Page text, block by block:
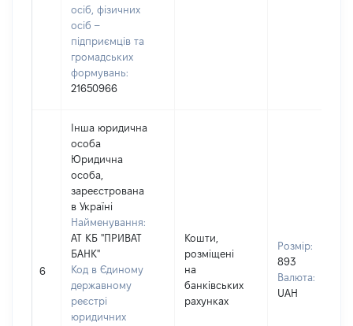
осіб, фізичних
осіб –
підприємців та
громадських
формувань:
21650966
6
Інша юридична
особа
Юридична
особа,
зареєстрована
в Україні
Найменування:
АТ КБ "ПРИВАТ
БАНК"
Код в Єдиному
державному
реєстрі
юридичних
Кошти,
розміщені
на
банківських
рахунках
Розмір:
893
Валюта:
UAH